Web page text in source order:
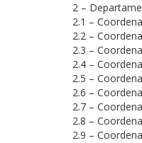
2 –
2.1 –
2.2 –
2.3 –
2.4 –
2.5 –
2.6 –
2.7 –
2.8 –
2.9 –